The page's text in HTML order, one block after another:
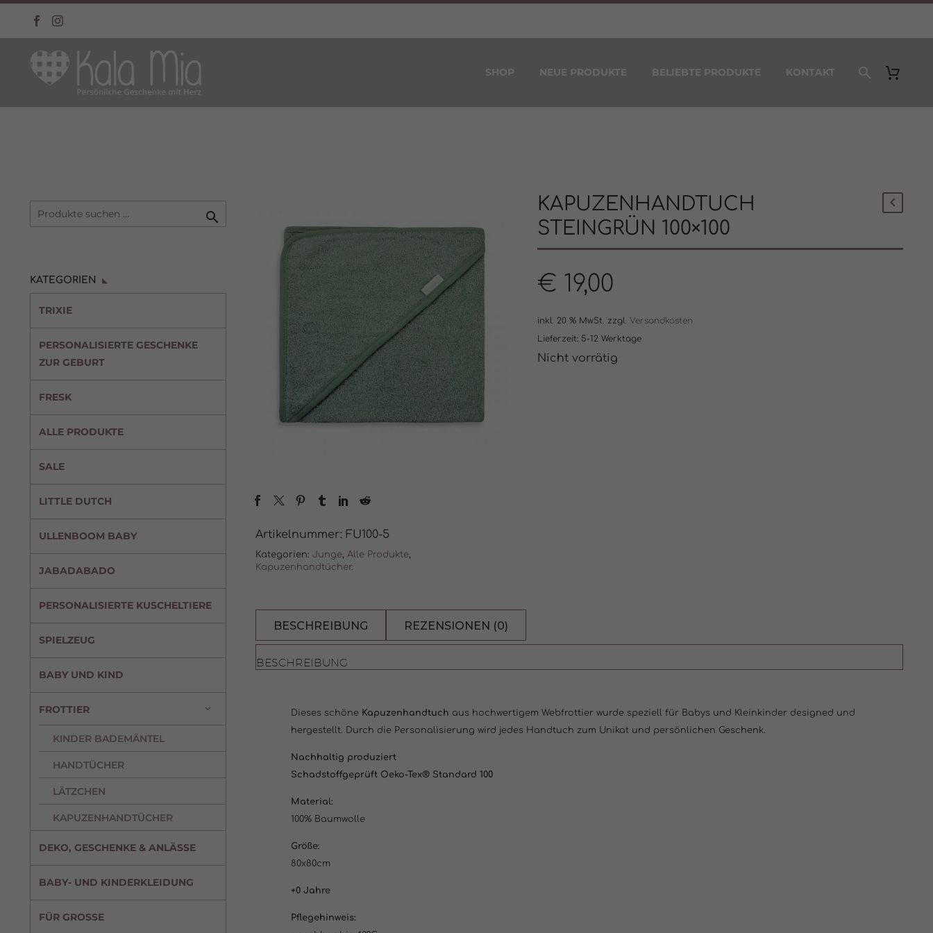
SHOP NEUE PRODUKTE BELIEBTE PRODUKTE KONTAKT
Artikelnummer: FU100-5
Kategorien: Junge, Alle Produkte,
Kapuzenhandtücher.
KAPUZENHANDTUCH
STEINGRÜN 100×100
€ 19,00
inkl. 20 % MwSt. zzgl.Versandkosten
Lieferzeit: 5-12 Werktage
Nicht vorrätig
BESCHREIBUNG REZENSIONEN (0)
BESCHREIBUNG
Dieses schöne Kapuzenhandtuch aus hochwertigem Webfrottier wurde speziell für Babys und Kleinkinder designed und
hergestellt. Durch die Personalisierung wird jedes Handtuch zum Unikat und persönlichen Geschenk.
Nachhaltig produziert
Schadstoffgeprüft Oeko-Tex® Standard 100
Material:
100% Baumwolle
Größe:
80x80cm
+0 Jahre
Pflegehinweis:

KATEGORIEN
TRIXIE
PERSONALISIERTE GESCHENKE
ZUR GEBURT
FRESK
ALLE PRODUKTE
SALE
LITTLE DUTCH
ULLENBOOM BABY
JABADABADO
PERSONALISIERTE KUSCHELTIERE
SPIELZEUG
BABY UND KIND
FROTTIER
KINDER BADEMÄNTEL
HANDTÜCHER
LÄTZCHEN
KAPUZENHANDTÜCHER
DEKO, GESCHENKE & ANLÄSSE
BABY- UND KINDERKLEIDUNG
FÜR GROSSE